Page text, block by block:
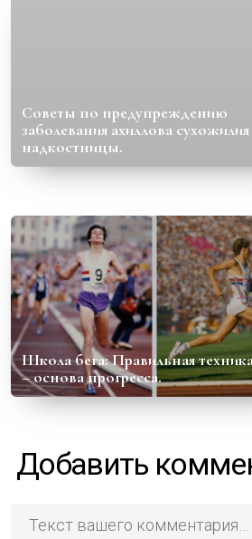
Советы по предупреждению
заболевания ахиллова сухожилия
надкостницы.
Школа бега: Правильная
– основа прогресса.
Добавить